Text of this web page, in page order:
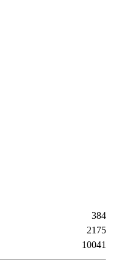
384
2175
10041